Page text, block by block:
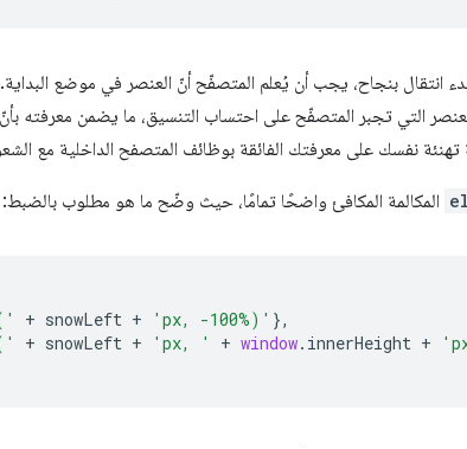
انتقال بنجاح، يجب أن يُعلم المتصفّح أنّ العنصر في موضع
التي تجبر المتصفّح على احتساب التنسيق، ما يضمن معرفته
نفسك على معرفتك الفائقة بوظائف المتصفح الداخلية مع
المكالمة المكافئ واضحًا تمامًا، حيث وضّح ما هو مطلوب بالضبط:
+ snowLeft + 'px, -100%)' },
+ snowLeft + 'px, ' + window. innerHeight +